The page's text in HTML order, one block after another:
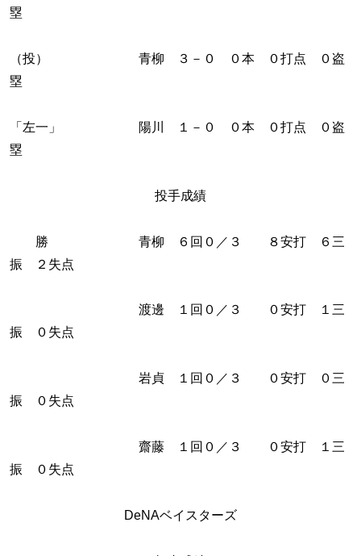
塁
（投） 青柳 ３－０ ０本 ０打点 ０盗
塁
「左一」 陽川 １－０ ０本 ０打点 ０盗
塁
投手成績
勝 青柳 ６回０／３ ８安打 ６三
振 ２失点
渡邊 １回０／３ ０安打 １三
振 ０失点
岩貞 １回０／３ ０安打 ０三
振 ０失点
齋藤 １回０／３ ０安打 １三
振 ０失点
DeNAベイスターズ